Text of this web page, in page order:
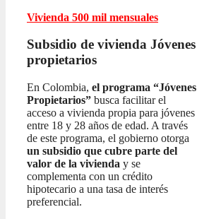
Vivienda 500 mil mensuales
Subsidio de vivienda Jóvenes
propietarios
En Colombia, el programa “Jóvenes
Propietarios” busca facilitar el
acceso a vivienda propia para jóvenes
entre 18 y 28 años de edad. A través
de este programa, el gobierno otorga
un subsidio que cubre parte del
valor de la vivienda y se
complementa con un crédito
hipotecario a una tasa de interés
preferencial.